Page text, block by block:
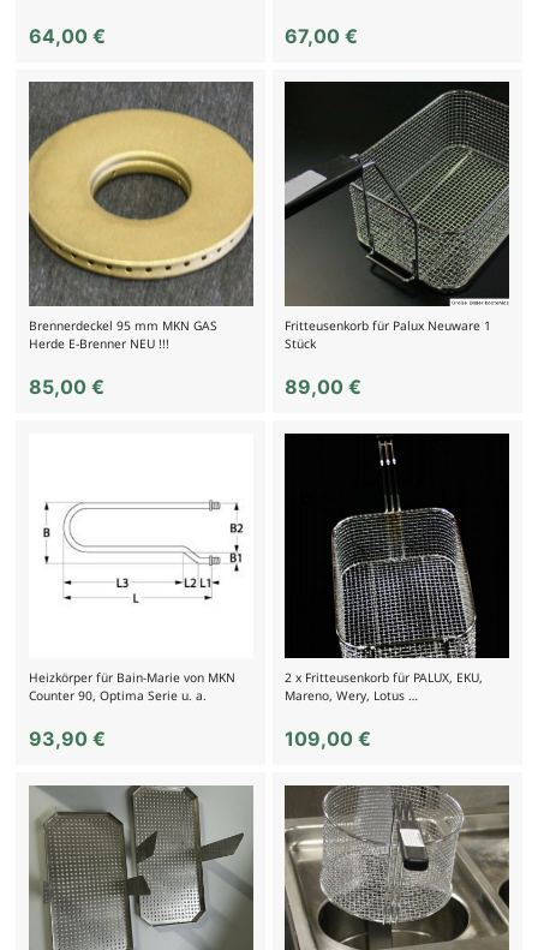
64,00 € 67,00€
Brennerdeckel 95 mm MKN GAS
Herde E-Brenner NEU !!!
85,00 €
Fritteusenkorb für Palux Neuware 1
Stück
89,00€
Heizkörper für Bain-Marie von MKN
Counter 90, Optima Serie u. a.
93,90 €
2 x Fritteusenkorb für PALUX, EKU,
Mareno, Wery, Lotus …
109,00€